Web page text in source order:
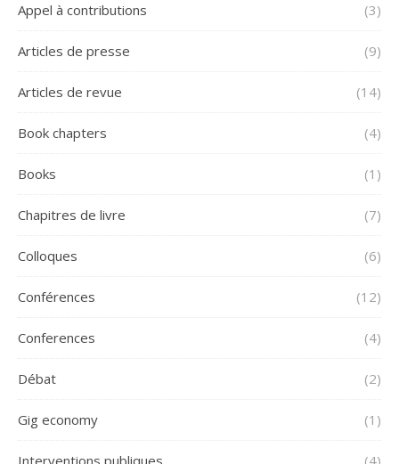
Appel à contributions (3)
Articles de presse (9)
Articles de revue (14)
Book chapters (4)
Books (1)
Chapitres de livre (7)
Colloques (6)
Conférences (12)
Conferences (4)
Débat (2)
Gig economy (1)
Interventions publiques (4)